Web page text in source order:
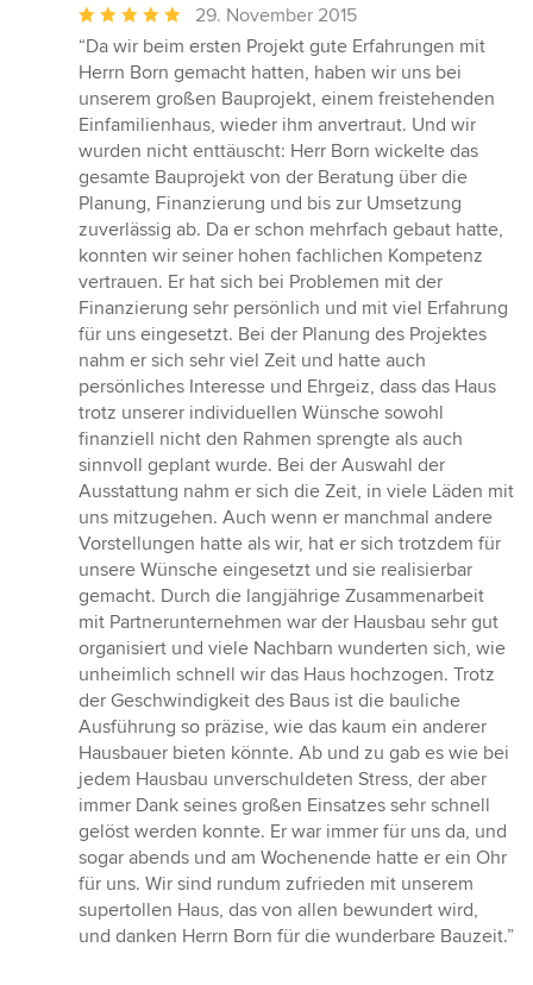
Durchschnittliche
Bewertung:
5
von
5
Sternen
29. November 2015
“Da wir beim ersten Projekt gute Erfahrungen mit
Herrn Born gemacht hatten, haben wir uns bei
unserem großen Bauprojekt, einem freistehenden
Einfamilienhaus, wieder ihm anvertraut. Und wir
wurden nicht enttäuscht: Herr Born wickelte das
gesamte Bauprojekt von der Beratung über die
Planung, Finanzierung und bis zur Umsetzung
zuverlässig ab. Da er schon mehrfach gebaut hatte,
konnten wir seiner hohen fachlichen Kompetenz
vertrauen. Er hat sich bei Problemen mit der
Finanzierung sehr persönlich und mit viel Erfahrung
für uns eingesetzt. Bei der Planung des Projektes
nahm er sich sehr viel Zeit und hatte auch
persönliches Interesse und Ehrgeiz, dass das Haus
trotz unserer individuellen Wünsche sowohl
finanziell nicht den Rahmen sprengte als auch
sinnvoll geplant wurde. Bei der Auswahl der
Ausstattung nahm er sich die Zeit, in viele Läden mit
uns mitzugehen. Auch wenn er manchmal andere
Vorstellungen hatte als wir, hat er sich trotzdem für
unsere Wünsche eingesetzt und sie realisierbar
gemacht. Durch die langjährige Zusammenarbeit
mit Partnerunternehmen war der Hausbau sehr gut
organisiert und viele Nachbarn wunderten sich, wie
unheimlich schnell wir das Haus hochzogen. Trotz
der Geschwindigkeit des Baus ist die bauliche
Ausführung so präzise, wie das kaum ein anderer
Hausbauer bieten könnte. Ab und zu gab es wie bei
jedem Hausbau unverschuldeten Stress, der aber
immer Dank seines großen Einsatzes sehr schnell
gelöst werden konnte. Er war immer für uns da, und
sogar abends und am Wochenende hatte er ein Ohr
für uns. Wir sind rundum zufrieden mit unserem
supertollen Haus, das von allen bewundert wird,
und danken Herrn Born für die wunderbare Bauzeit.”